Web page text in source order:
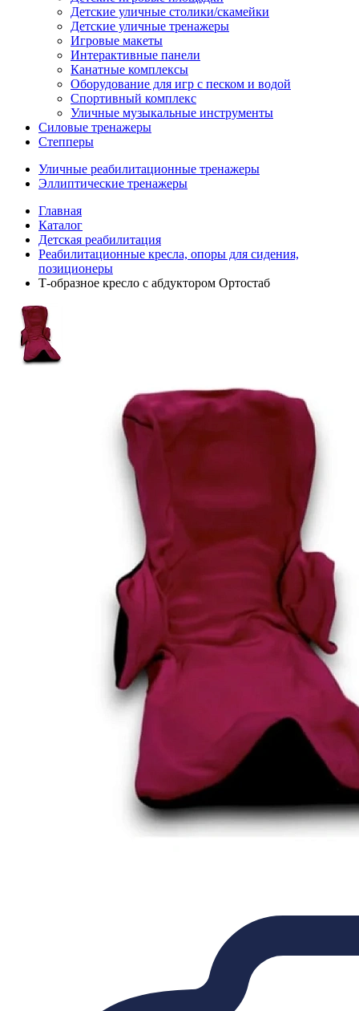
Детские уличные столики/скамейки
Детские уличные тренажеры
Игровые макеты
Интерактивные панели
Канатные комплексы
Оборудование для игр с песком и водой
Спортивный комплекс
Уличные музыкальные инструменты
Силовые тренажеры
Степперы
Уличные реабилитационные тренажеры
Эллиптические тренажеры
Главная
Каталог
Детская реабилитация
Реабилитационные кресла, опоры для сидения,
позиционеры
Т-образное кресло с абдуктором Ортостаб